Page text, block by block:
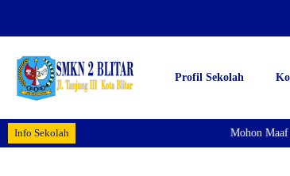
Profil Sekolah
Info Sekolah Mohon Maaf